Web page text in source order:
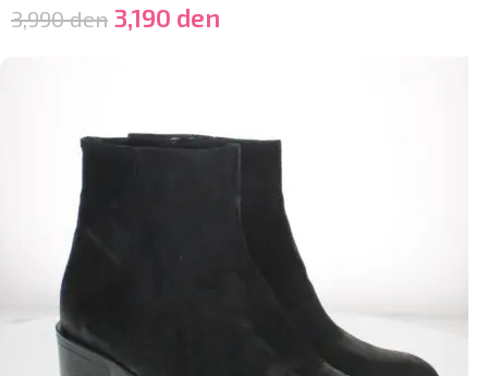
3,990den 3,190 den